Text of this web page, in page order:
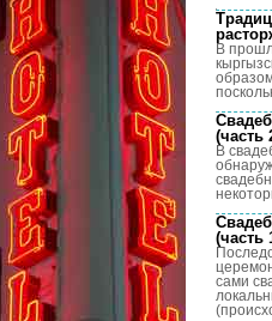
В
(часть
В
(часть
сами